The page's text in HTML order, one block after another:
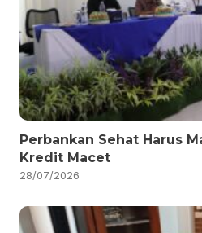
Perbankan Sehat Harus
Kredit Macet
28/07/2026